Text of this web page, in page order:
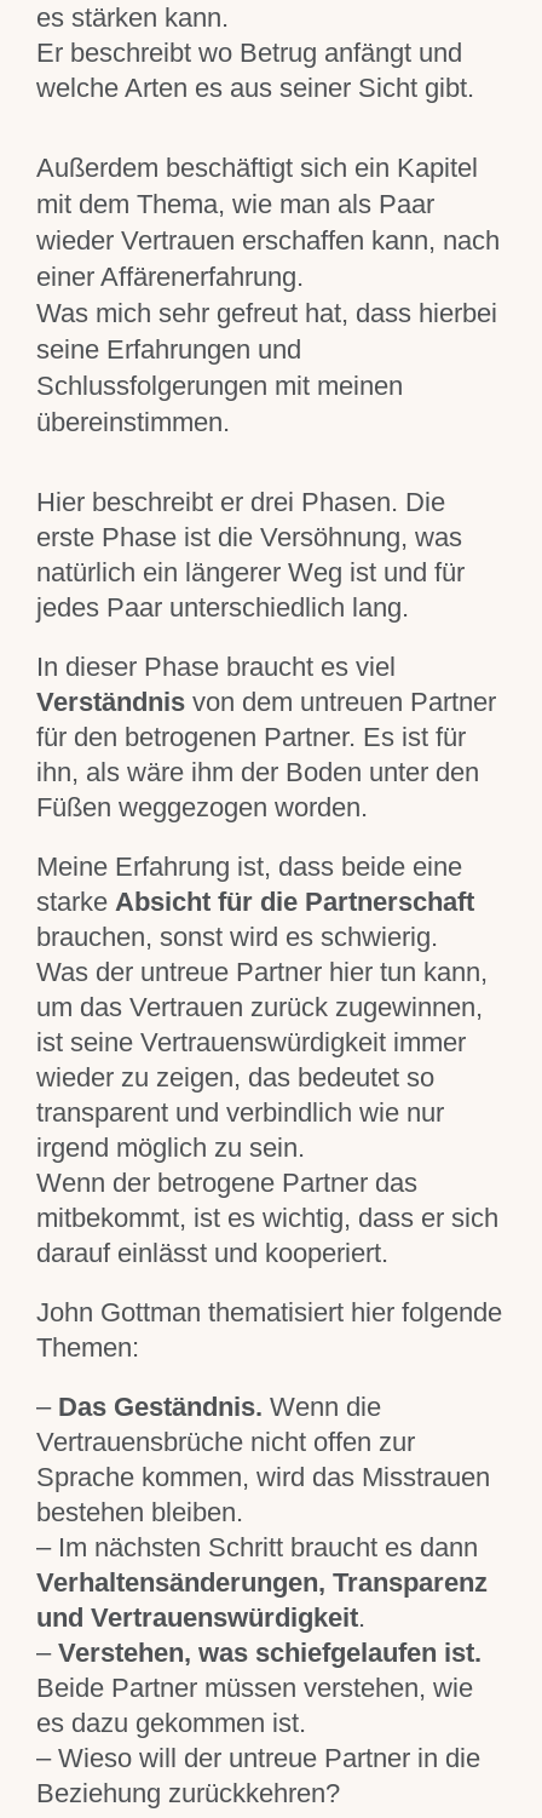
Kontakt
es stärken kann.
Er beschreibt wo Betrug anfängt und
welche Arten es aus seiner Sicht gibt.
Außerdem beschäftigt sich ein Kapitel
mit dem Thema, wie man als Paar
wieder Vertrauen erschaffen kann, nach
einer Affärenerfahrung.
Was mich sehr gefreut hat, dass hierbei
seine Erfahrungen und
Schlussfolgerungen mit meinen
übereinstimmen.
Hier beschreibt er drei Phasen. Die
erste Phase ist die Versöhnung, was
natürlich ein längerer Weg ist und für
jedes Paar unterschiedlich lang.
In dieser Phase braucht es viel
Verständnis von dem untreuen Partner
für den betrogenen Partner. Es ist für
ihn, als wäre ihm der Boden unter den
Füßen weggezogen worden.
Meine Erfahrung ist, dass beide eine
starke Absicht für die Partnerschaft
brauchen, sonst wird es schwierig.
Was der untreue Partner hier tun kann,
um das Vertrauen zurück zugewinnen,
ist seine Vertrauenswürdigkeit immer
wieder zu zeigen, das bedeutet so
transparent und verbindlich wie nur
irgend möglich zu sein.
Wenn der betrogene Partner das
mitbekommt, ist es wichtig, dass er sich
darauf einlässt und kooperiert.
John Gottman thematisiert hier folgende
Themen:
– Das Geständnis. Wenn die
Vertrauensbrüche nicht offen zur
Sprache kommen, wird das Misstrauen
bestehen bleiben.
– Im nächsten Schritt braucht es dann
Verhaltensänderungen, Transparenz
und Vertrauenswürdigkeit.
– Verstehen, was schiefgelaufen ist.
Beide Partner müssen verstehen, wie
es dazu gekommen ist.
– Wieso will der untreue Partner in die
Beziehung zurückkehren?